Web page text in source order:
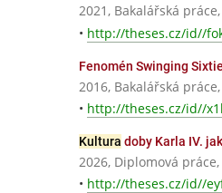
2021, Bakalářská práce,
• http://theses.cz/id//
Fenomén Swinging
2016, Bakalářská práce,
• http://theses.cz/id//
Kultura doby Karla IV.
2026, Diplomová práce,
• http://theses.cz/id//